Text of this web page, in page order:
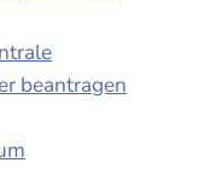
beantragen